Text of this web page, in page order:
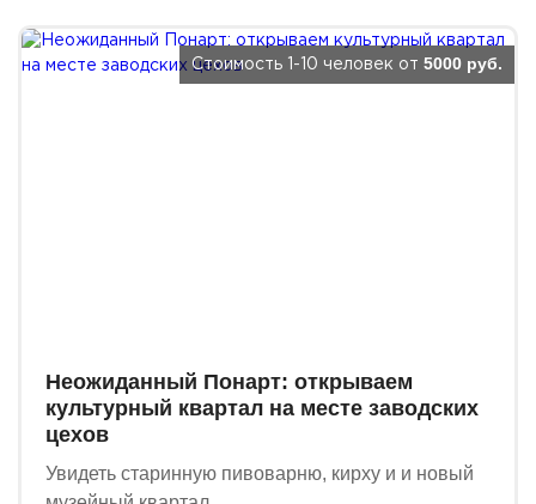
Неожиданный Понарт: открываем
культурный квартал на месте заводских
цехов
Увидеть старинную пивоварню, кирху и и новый
Стоимость 1-10 человек от 5000 руб.